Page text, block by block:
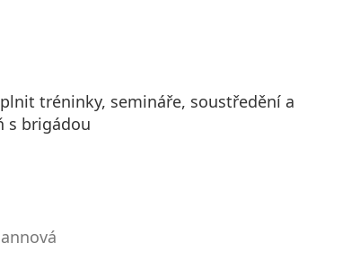
tréninky, semináře, soustředění a
s brigádou